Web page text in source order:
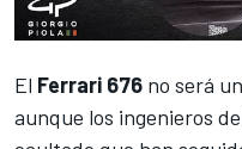
El Ferrari 676 no será
aunque los ingenieros